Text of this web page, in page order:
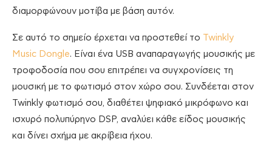
διαμορφώνουν μοτίβα με βάση αυτόν.
Σε αυτό το σημείο έρχεται να προστεθεί το
Twinkly
Music Dongle. Είναι ένα USB αναπαραγωγής μουσικής με
τροφοδοσία που σου επιτρέπει να συγχρονίσεις τη
μουσική με το φωτισμό στον χώρο σου. Συνδέεται στον
Twinkly φωτισμό σου, διαθέτει ψηφιακό μικρόφωνο και
ισχυρό πολυπύρηνο DSP, αναλύει κάθε είδος μουσικής
και δίνει σχήμα με ακρίβεια ήχου.